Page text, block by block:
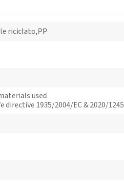
riciclato,PP
used
directive 1935/2004/EC & 2020/1245